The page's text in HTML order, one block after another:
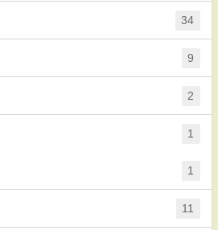
34
9
2
1
1
11